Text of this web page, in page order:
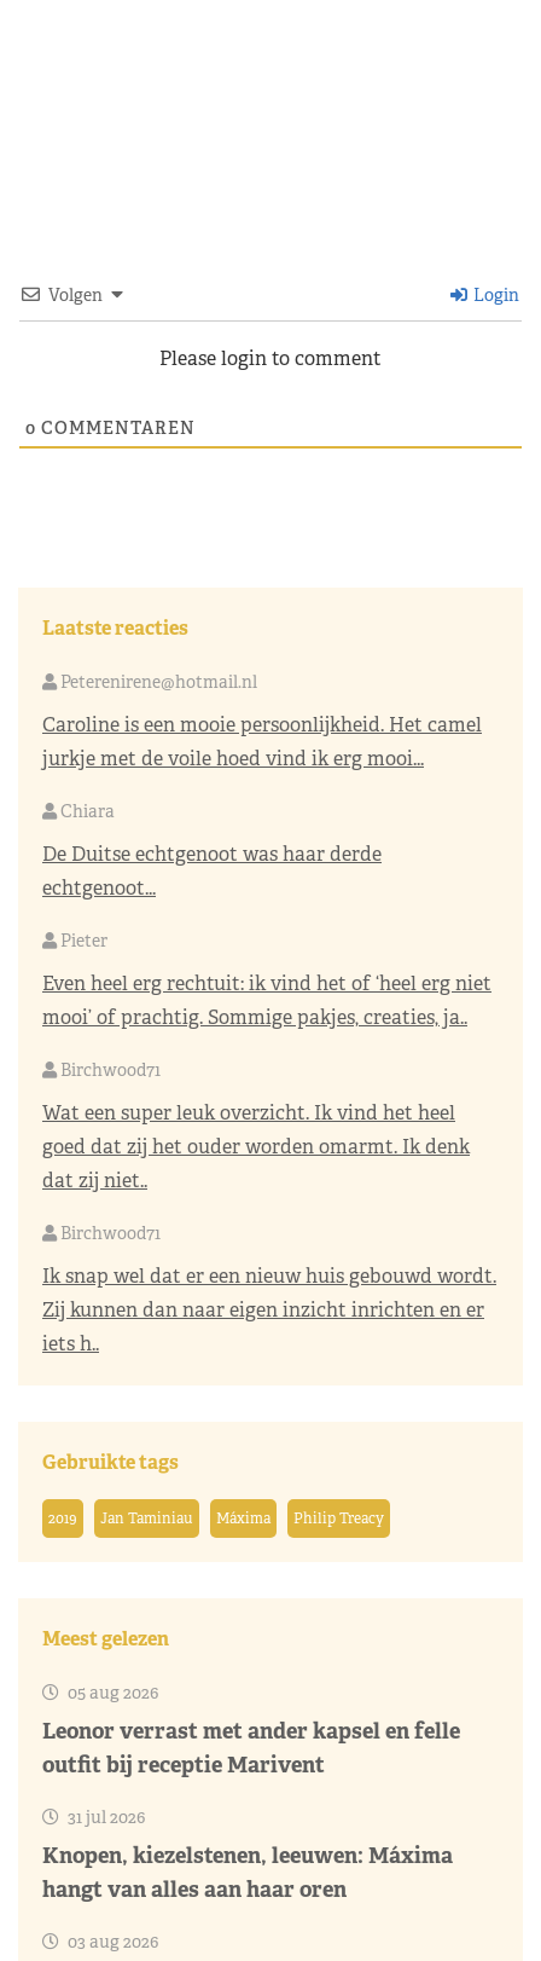
Volgen Login
Please login to comment
0 COMMENTAREN
Laatste reacties
Peterenirene@hotmail.nl
Caroline is een mooie persoonlijkheid. Het camel
jurkje met de voile hoed vind ik erg mooi...
Chiara
De Duitse echtgenoot was haar derde
echtgenoot...
Pieter
Even heel erg rechtuit: ik vind het of ‘heel erg niet
mooi’ of prachtig. Sommige pakjes, creaties, ja..
Birchwood71
Wat een super leuk overzicht. Ik vind het heel
goed dat zij het ouder worden omarmt. Ik denk
dat zij niet..
Birchwood71
Ik snap wel dat er een nieuw huis gebouwd wordt.
Zij kunnen dan naar eigen inzicht inrichten en er
iets h..
Gebruikte tags
2019 Jan Taminiau Máxima Philip Treacy
Meest gelezen
05 aug 2026
Leonor verrast met ander kapsel en felle
outfit bij receptie Marivent
31 jul 2026
Knopen, kiezelstenen, leeuwen: Máxima
hangt van alles aan haar oren
03 aug 2026